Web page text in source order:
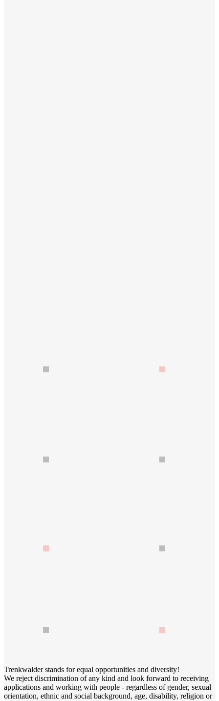
Trenkwalder stands for equal opportunities and diversity!
We reject discrimination of any kind and look forward to receiving
applications and working with people - regardless of gender, sexual
orientation, ethnic and social background, age, disability, religion or